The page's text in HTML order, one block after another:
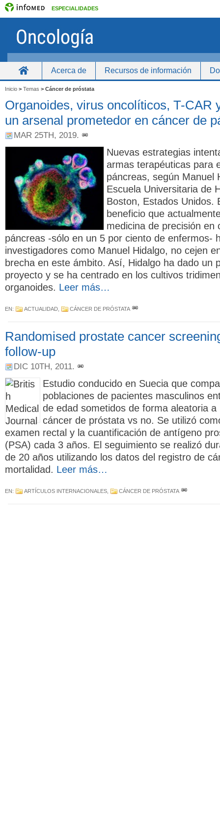
ESPECIALIDADES
Acerca de Recursos de información
Inicio > Temas > Cáncer de próstata
Organoides, virus oncolíticos, T-CAR
un arsenal prometedor en cáncer de
MAR 25TH, 2019.
Nuevas estrategias
armas terapéuticas para
páncreas, según Manuel
Escuela Universitaria de
Boston, Estados Unidos.
beneficio que
medicina de precisión en
páncreas -sólo en un 5 por ciento de enfermos-
investigadores como Manuel Hidalgo, no cejen
brecha en este ámbito. Así, Hidalgo ha dado un
proyecto y se ha centrado en los cultivos
organoides. Leer más…
EN: ACTUALIDAD CÁNCER DE PRÓSTATA
Randomised prostate cancer
follow-up
DIC 10TH, 2011.
Estudio conducido en Suecia que
poblaciones de pacientes masculinos
de edad sometidos de forma aleatoria a
cáncer de próstata vs no. Se utilizó
examen rectal y la cuantificación de antígeno
(PSA) cada 3 años. El seguimiento se realizó
de 20 años utilizando los datos del registro de
mortalidad. Leer más…
EN: ARTÍCULOS INTERNACIONALES CÁNCER DE PRÓSTATA